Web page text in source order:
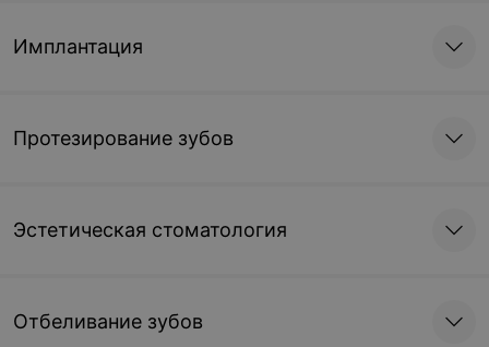
Имплантация
Протезирование зубов
Эстетическая стоматология
Отбеливание зубов